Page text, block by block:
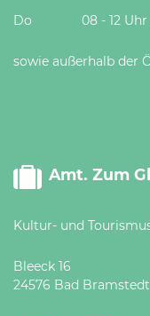
Do 08 - 12 Uhr
sowie außerhalb der
Amt. Zum
Kultur- und
Bleeck 16
24576 Bad Bramstedt